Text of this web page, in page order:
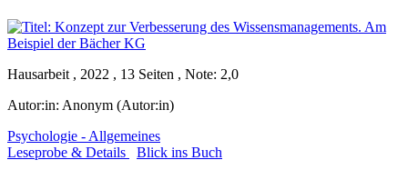
Hausarbeit , 2022 , 13 Seiten , Note: 2,0
Autor:in: Anonym (Autor:in)
Psychologie - Allgemeines
Leseprobe & Details
Blick ins Buch